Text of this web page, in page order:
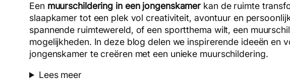
Een muurschildering in een jongenskamer kan de ruimte
slaapkamer tot een plek vol creativiteit, avontuur en
spannende ruimtewereld, of een sportthema wilt, een
mogelijkheden. In deze blog delen we inspirerende ideeën en
jongenskamer te creëren met een unieke muurschildering.
Lees meer